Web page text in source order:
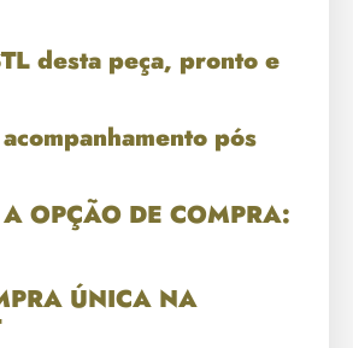
desta peça, pronto e
pós
OPÇÃO DE COMPRA:
ÚNICA NA